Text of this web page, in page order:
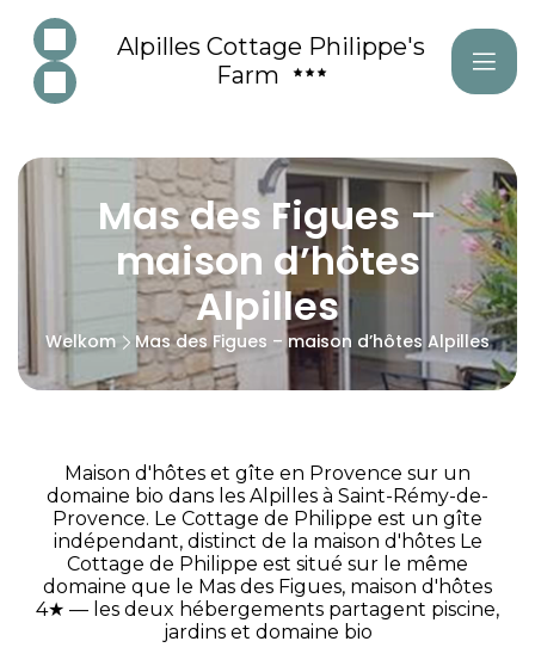
Alpilles Cottage Philippe's
Farm
Mas des Figues –
maison d’hôtes
Alpilles
Welkom Mas des Figues – maison d’hôtes Alpilles
Maison d'hôtes et gîte en Provence sur un
domaine bio dans les Alpilles à Saint-Rémy-de-
Provence. Le Cottage de Philippe est un gîte
indépendant, distinct de la maison d'hôtes Le
Cottage de Philippe est situé sur le même
domaine que le Mas des Figues, maison d'hôtes
4★ — les deux hébergements partagent piscine,
jardins et domaine bio